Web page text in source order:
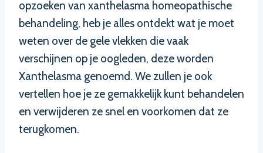
opzoeken van xanthelasma homeopathische
behandeling, heb je alles ontdekt wat je moet
weten over de gele vlekken die vaak
verschijnen op je oogleden, deze worden
Xanthelasma genoemd. We zullen je ook
vertellen hoe je ze gemakkelijk kunt behandelen
en verwijderen ze snel en voorkomen dat ze
terugkomen.